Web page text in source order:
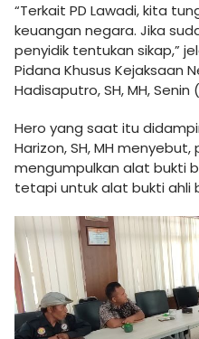
“Terkait PD Lawadi, kita
keuangan negara. Jika
penyidik tentukan sikap,”
Pidana Khusus Kejaksaan
Hadisaputro, SH, MH, Senin
Hero yang saat itu
Harizon, SH, MH
mengumpulkan alat bukti
tetapi untuk alat bukti ahli